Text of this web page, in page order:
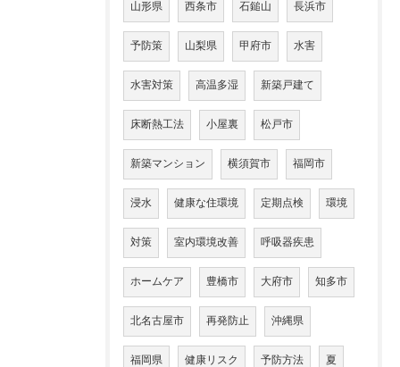
山形県 西条市 石鎚山 長浜市
予防策 山梨県 甲府市 水害
水害対策 高温多湿 新築戸建て
床断熱工法 小屋裏 松戸市
新築マンション 横須賀市 福岡市
浸水 健康な住環境 定期点検 環境
対策 室内環境改善 呼吸器疾患
ホームケア 豊橋市 大府市 知多市
北名古屋市 再発防止 沖縄県
福岡県 健康リスク 予防方法 夏